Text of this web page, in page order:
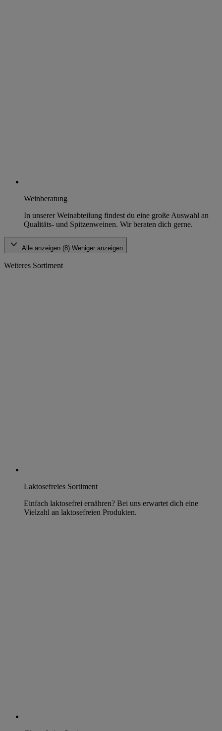
Weinberatung
In unserer Weinabteilung findest du eine große Auswahl an
Qualitäts- und Spitzenweinen. Wir beraten dich gerne.
Alle anzeigen (8) Weniger anzeigen
Weiteres Sortiment
Laktosefreies Sortiment
Einfach laktosefrei ernähren? Bei uns erwartet dich eine
Vielzahl an laktosefreien Produkten.